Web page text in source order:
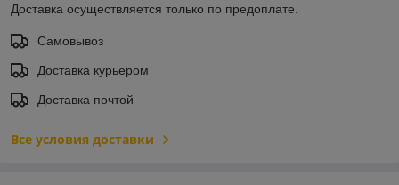
Доставка осуществляется только по предоплате.
Самовывоз
Доставка курьером
Доставка почтой
Все условия доставки